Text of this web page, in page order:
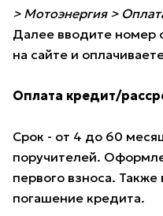
> Мотоэнергия >
Далее вводите номер
на сайте и
Оплата кредит/
Срок - от 4 до 60
поручителей.
первого взноса.
погашение кредита.